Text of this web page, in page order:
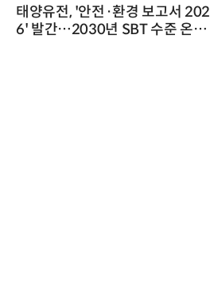
태양유전, '안전·환경 보고서 202
6' 발간…2030년 SBT 수준 온실